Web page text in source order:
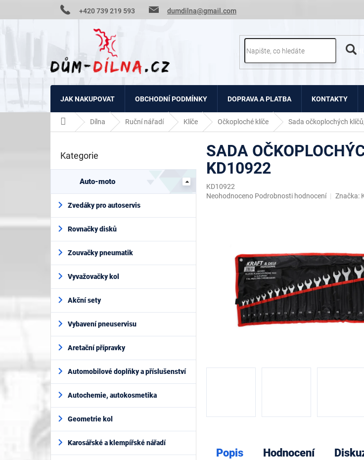
+420 739 219 593 dumdilna@gmail.com
JAK NAKUPOVAT OBCHODNÍ PODMÍNKY DOPRAVA A PLATBA KONTAKTY
Domů Dílna Ruční nářadí Klíče Očkoploché klíče Sada očkoplochých
t
a
í
e
Přeskočit
Kategorie
Auto-moto
Zvedáky pro autoservis
Rovnačky disků
Zouvačky pneumatik
Vyvažovačky kol
Akční sety
Vybavení pneuservisu
Aretační přípravky
Automobilové doplňky a příslušenství
Autochemie, autokosmetika
Geometrie kol
Karosářské a klempířské nářadí
SADA
KD10922
KD10922
Průměrné
hvězdiček.
Neohodnoceno Podrobnosti hodnocení Značka:
Popis Hodnocení